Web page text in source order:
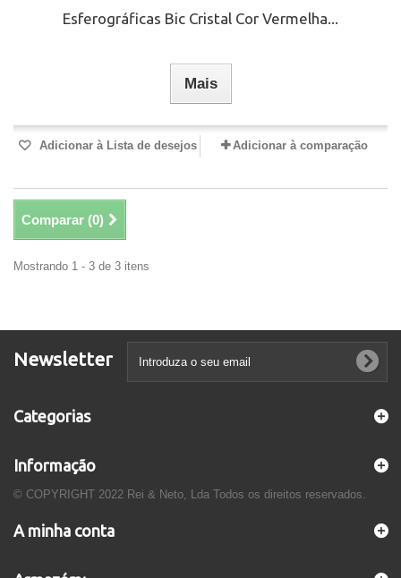
Esferográficas Bic Cristal Cor Vermelha...
Mais
Adicionar à Lista de desejos Adicionar à comparação
Comparar (0)
Mostrando 1 - 3 de 3 itens
Newsletter
Categorias
Informação
© COPYRIGHT 2022 Rei & Neto, Lda Todos os direitos reservados.
A minha conta